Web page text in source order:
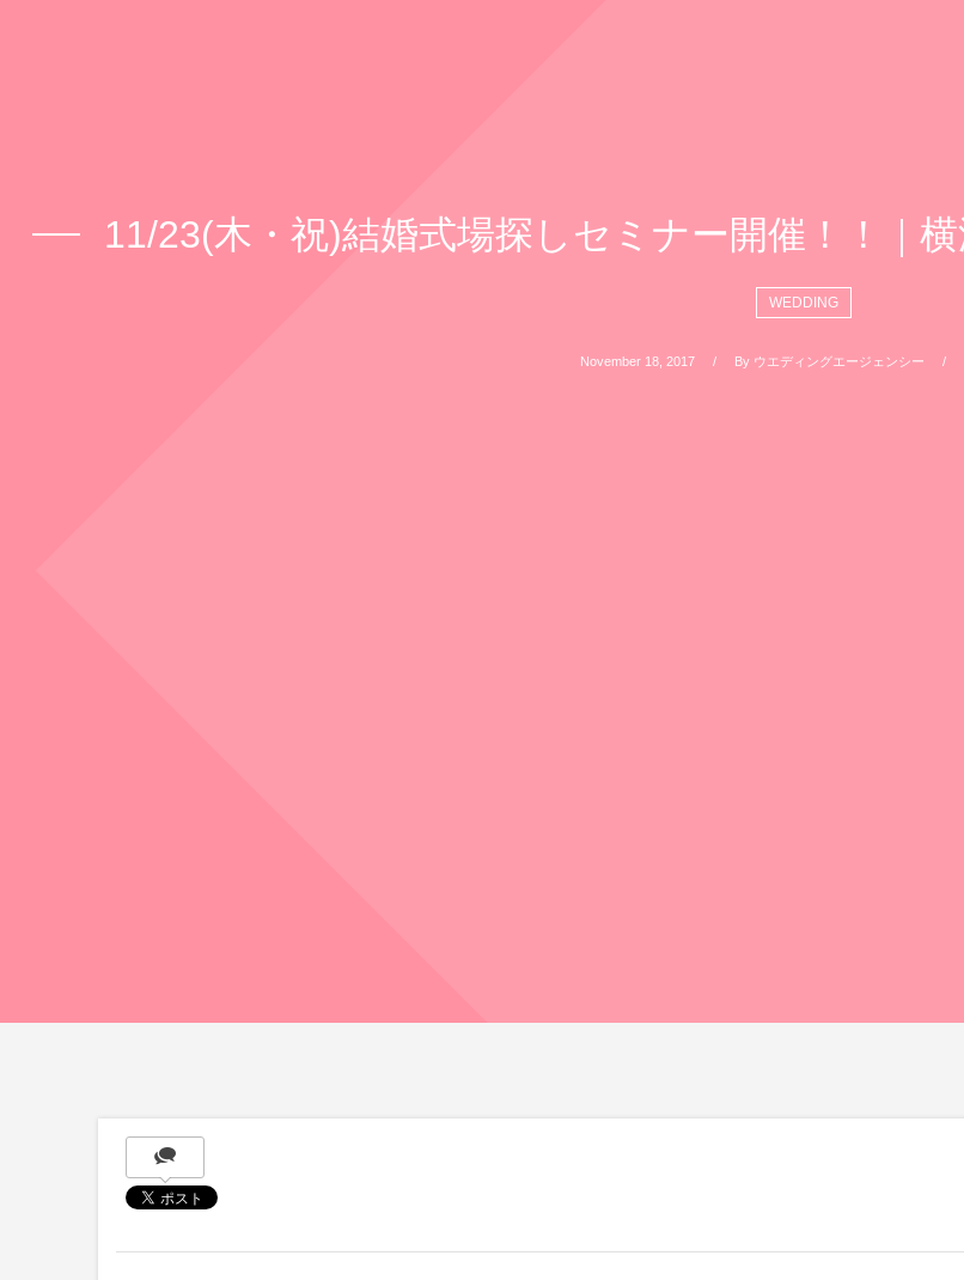
11/23(木・祝)結婚式場探しセミナー開催！！
WEDDING
November 18 ,2017 By ウエディングエージェンシー